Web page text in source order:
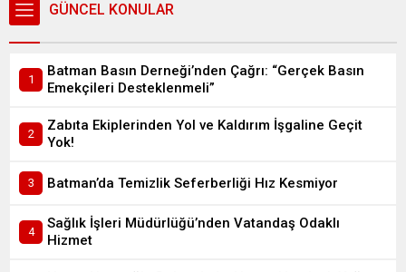
GÜNCEL KONULAR
Batman Basın Derneği’nden Çağrı: “Gerçek Basın
Emekçileri Desteklenmeli”
Zabıta Ekiplerinden Yol ve Kaldırım İşgaline Geçit
Yok!
Batman’da Temizlik Seferberliği Hız Kesmiyor
Sağlık İşleri Müdürlüğü’nden Vatandaş Odaklı
Hizmet